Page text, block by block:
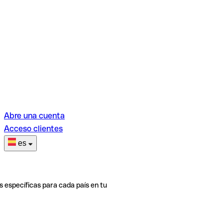
Abre una cuenta
Acceso clientes
es
específicas para cada país en tu